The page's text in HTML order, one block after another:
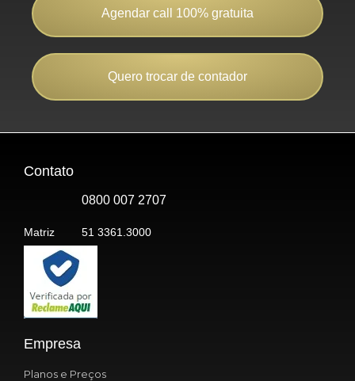
Agendar call 100% gratuita
Quero trocar de contador
Contato
0800 007 2707
Matriz 51 3361.3000
Empresa
Planos e Preços